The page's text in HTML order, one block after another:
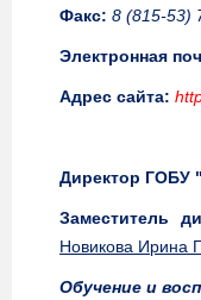
Факс: 8 (815-53)
Электронная
Адрес сайта:
Директор ГОБУ
Заместитель
Новикова Ирина
Обучение и